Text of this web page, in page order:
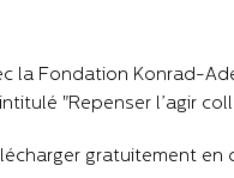
la Fondation Konrad-
"Repenser l’agir
gratuitement